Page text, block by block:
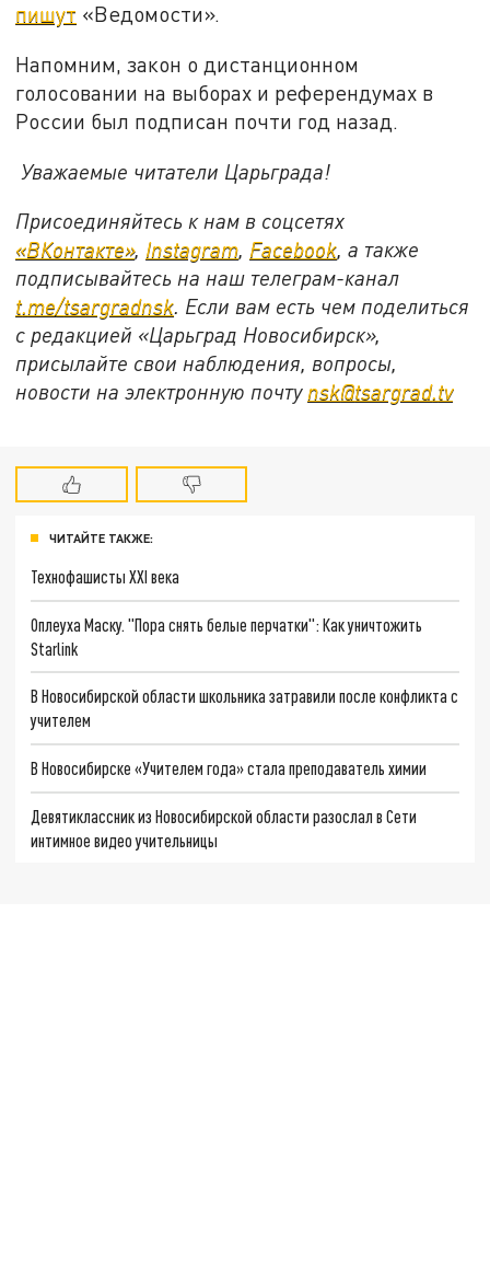
пишут «Ведомости».
Напомним, закон о дистанционном
голосовании на выборах и референдумах в
России был подписан почти год назад.
Уважаемые читатели Царьграда!
Присоединяйтесь к нам в соцсетях
«ВКонтакте», Instagram, Facebook, а также
подписывайтесь на наш телеграм-канал
t.me/tsargradnsk. Если вам есть чем поделиться
с редакцией «Царьград Новосибирск»,
присылайте свои наблюдения, вопросы,
новости на электронную почту nsk@tsargrad.tv
ЧИТАЙТЕ ТАКЖЕ:
Технофашисты XXI века
Оплеуха Маску. "Пора снять белые перчатки": Как уничтожить
Starlink
В Новосибирской области школьника затравили после конфликта с
учителем
В Новосибирске «Учителем года» стала преподаватель химии
Девятиклассник из Новосибирской области разослал в Сети
интимное видео учительницы